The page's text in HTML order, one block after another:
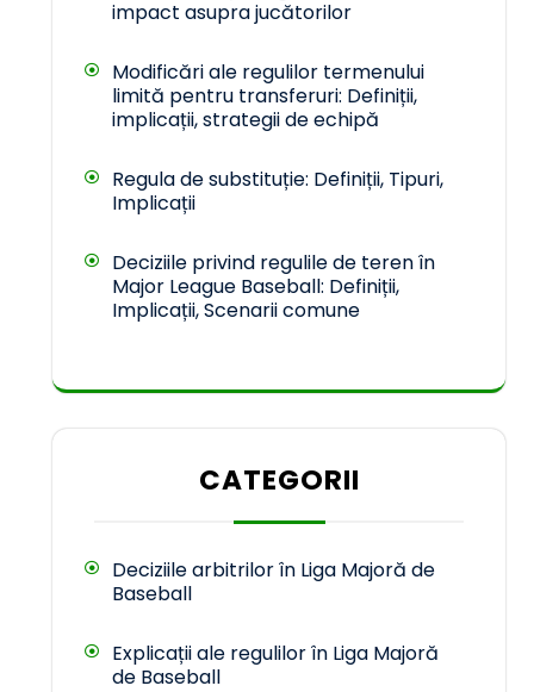
impact asupra jucătorilor
Modificări ale regulilor termenului
limită pentru transferuri: Definiții,
implicații, strategii de echipă
Regula de substituție: Definiții, Tipuri,
Implicații
Deciziile privind regulile de teren în
Major League Baseball: Definiții,
Implicații, Scenarii comune
CATEGORII
Deciziile arbitrilor în Liga Majoră de
Baseball
Explicații ale regulilor în Liga Majoră
de Baseball